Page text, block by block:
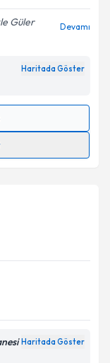
Güler
Devamı
Haritada Göster
ile
Haritada Göster